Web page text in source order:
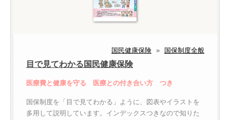
国民健康保険 » 国保制度全般
目で見てわかる国民健康保険
医療費と健康を守る 医療との付き合い方 つき
国保制度を「目で見てわかる」ように、図表やイラストを
多用して説明しています。インデックスつきなので知りた